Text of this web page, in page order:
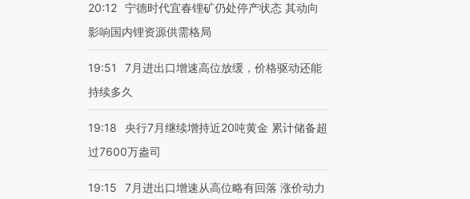
20:12 宁德时代宜春锂矿仍处停产状态 其动向
影响国内锂资源供需格局
19:51
7月进出口增速高位放缓，价格驱动还能
持续多久
19:18
央行7月继续增持近20吨黄金 累计储备超
过7600万盎司
19:15
7月进出口增速从高位略有回落 涨价动力